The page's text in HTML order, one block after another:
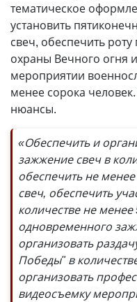
тематическое
установить
свеч, обеспечить
охраны Вечного огня
мероприятии
менее сорока
нюансы.
«Обеспечить и
зажжение свеч в
обеспечить не менее
свеч, обеспечить
количестве не
одновременного
организовать
Победы" в
организовать
видеосъемку